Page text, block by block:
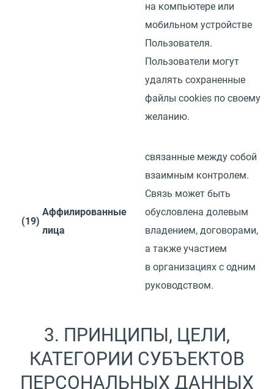
на компьютере или
мобильном устройстве
Пользователя.
Пользователи могут
удалять сохраненные
файлы cookies по своему
желанию.
(19)
Аффилированные
лица
связанные между собой
взаимным контролем.
Связь может быть
обусловлена долевым
владением, договорами,
а также участием
в организациях с одним
руководством.
3. ПРИНЦИПЫ, ЦЕЛИ,
КАТЕГОРИИ СУБЪЕКТОВ
ПЕРСОНАЛЬНЫХ ДАННЫХ